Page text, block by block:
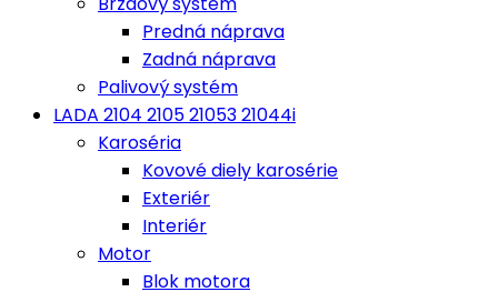
Predná náprava
Zadná náprava
Palivový systém
LADA 2104 2105 21053 21044i
Karoséria
Kovové diely karosérie
Exteriér
Interiér
Motor
Blok motora